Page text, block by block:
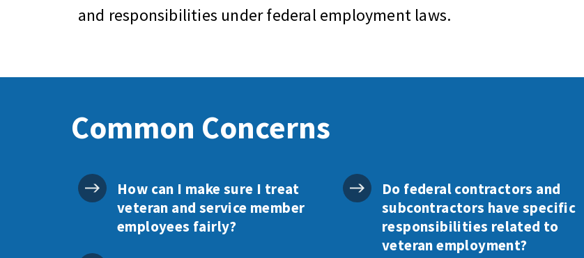
and responsibilities under federal employment laws.
Common Concerns
How can I make sure I treat
veteran and service member
employees fairly?
Do federal contractors and
subcontractors have specific
responsibilities related to
veteran employment?